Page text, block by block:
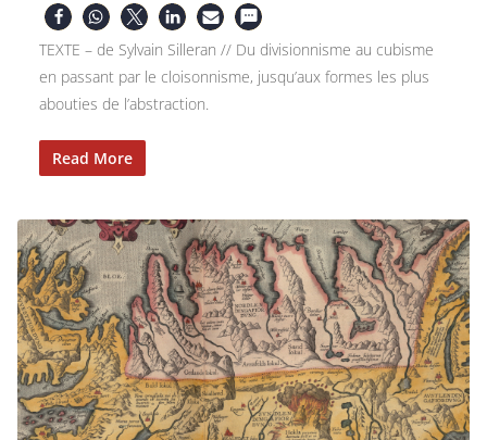
TEXTE – de Sylvain Silleran // Du divisionnisme au cubisme
en passant par le cloisonnisme, jusqu’aux formes les plus
abouties de l’abstraction.
Read More